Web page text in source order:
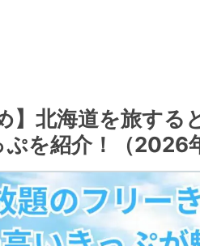
】北海道を旅する
を紹介！（2026